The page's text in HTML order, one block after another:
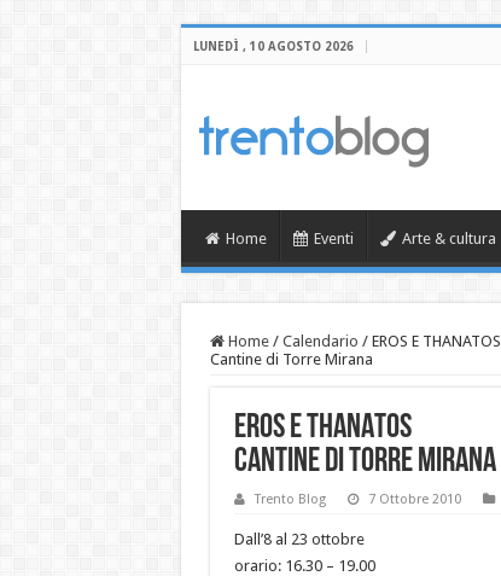
LUNEDÌ , 10 AGOSTO 2026
Home Eventi Arte & cultura
Home / Calendario / EROS E THANATOS
Cantine di Torre Mirana
EROS E THANATOS
Cantine di Torre Mirana
Trento Blog 7 Ottobre 2010
Dall’8 al 23 ottobre
orario: 16.30 – 19.00